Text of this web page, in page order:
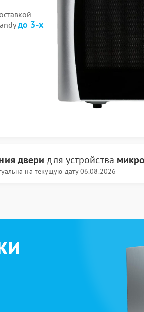
до 3-х
двери для устройства
на текущую дату 06.08.2026